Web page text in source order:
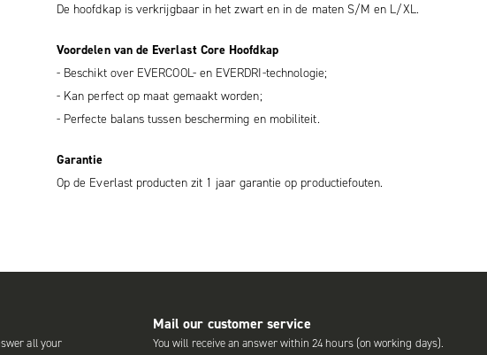
De hoofdkap is verkrijgbaar in het zwart en in de maten S/M en L/XL.
Voordelen van de Everlast Core Hoofdkap
- Beschikt over EVERCOOL- en EVERDRI-technologie;
- Kan perfect op maat gemaakt worden;
- Perfecte balans tussen bescherming en mobiliteit.
Garantie
Op de Everlast producten zit 1 jaar garantie op productiefouten.
all your
Mail our customer service
You will receive an answer within 24 hours (on working days).